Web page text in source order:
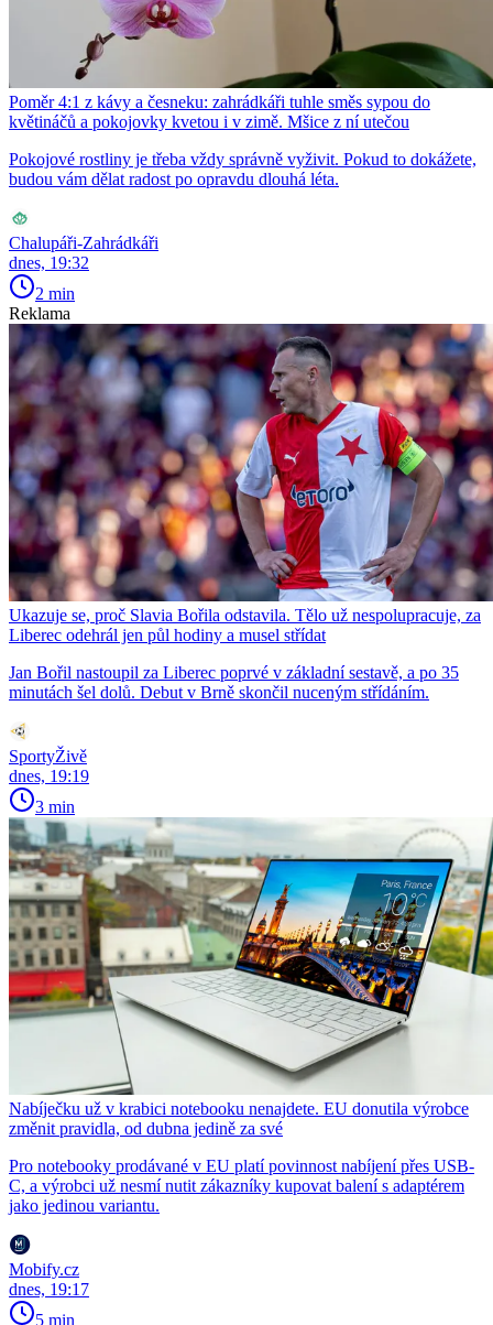
Poměr 4:1 z kávy a česneku: zahrádkáři tuhle směs sypou do
květináčů a pokojovky kvetou i v zimě. Mšice z ní utečou
Pokojové rostliny je třeba vždy správně vyživit. Pokud to dokážete,
budou vám dělat radost po opravdu dlouhá léta.
Chalupáři-Zahrádkáři
dnes, 19:32
2 min
Reklama
Ukazuje se, proč Slavia Bořila odstavila. Tělo už nespolupracuje, za
Liberec odehrál jen půl hodiny a musel střídat
Jan Bořil nastoupil za Liberec poprvé v základní sestavě, a po 35
minutách šel dolů. Debut v Brně skončil nuceným střídáním.
SportyŽivě
dnes, 19:19
3 min
Nabíječku už v krabici notebooku nenajdete. EU donutila výrobce
změnit pravidla, od dubna jedině za své
Pro notebooky prodávané v EU platí povinnost nabíjení přes USB-
C, a výrobci už nesmí nutit zákazníky kupovat balení s adaptérem
jako jedinou variantu.
Mobify.cz
dnes, 19:17
5 min